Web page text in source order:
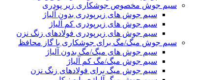
سیم جوش مخصوص جوشکاری زیر پودری
سیم جوش های زیرپودری بدون آلیاژ
سیم جوش های زیرپودری کم آلیاژ
سیم جوش های زیرپودری فولادهای زنگ نزن
سیم جوش میگ/مگ برای جوشکاری با گاز محافظ
سیم جوش های میگ/مگ بدون آلیاژ
سیم جوش میگ/مگ کم آلیاژ
سیم جوش میگ برای فولادهای زنگ نزن